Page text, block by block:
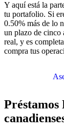
Y aquí está la
tu portafolio. Si
0.50% más de lo
un plazo de cinco
real, y es
compra tus
Préstamos